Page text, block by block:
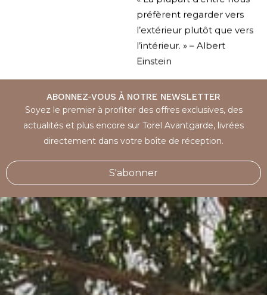
préfèrent regarder vers
l’extérieur plutôt que vers
l’intérieur. » – Albert
Einstein
ABONNEZ-VOUS À NOTRE NEWSLETTER
Soyez le premier à profiter des offres exclusives, des
actualités et plus encore sur Torel Avantgarde, livrées
directement dans votre boîte de réception.
S'abonner